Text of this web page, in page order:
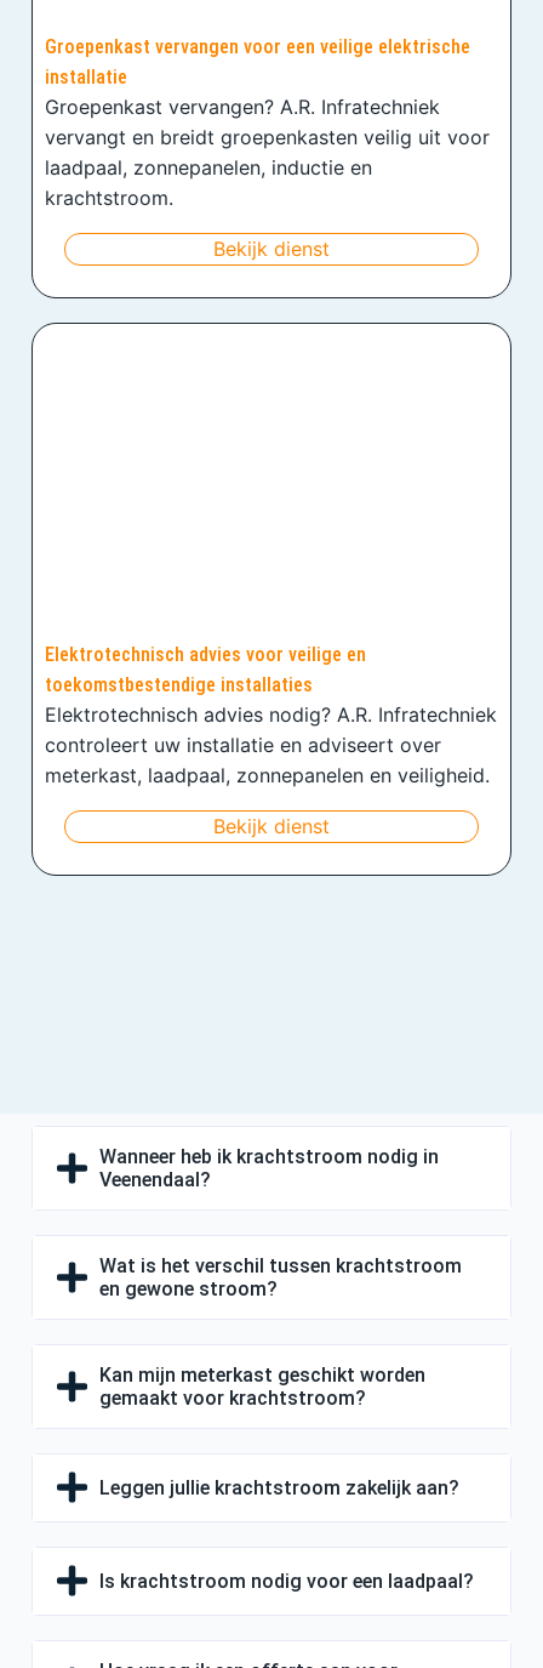
Groepenkast vervangen voor een veilige elektrische
installatie
Groepenkast vervangen? A.R. Infratechniek
vervangt en breidt groepenkasten veilig uit voor
laadpaal, zonnepanelen, inductie en
krachtstroom.
Bekijk dienst
Elektrotechnisch advies voor veilige en
toekomstbestendige installaties
Elektrotechnisch advies nodig? A.R. Infratechniek
controleert uw installatie en adviseert over
meterkast, laadpaal, zonnepanelen en veiligheid.
Bekijk dienst
Wanneer heb ik krachtstroom nodig in
Veenendaal?
Wat is het verschil tussen krachtstroom
en gewone stroom?
Kan mijn meterkast geschikt worden
gemaakt voor krachtstroom?
Leggen jullie krachtstroom zakelijk aan?
Is krachtstroom nodig voor een laadpaal?